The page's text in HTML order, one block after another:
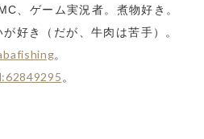
、ゲーム実況者。煮物好き。
好き（だが、牛肉は苦手）。
。
。